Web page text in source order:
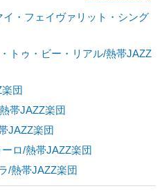
・フェイヴァリット・シング
トゥ・ビー・リアル/熱帯JAZZ
団
熱帯JAZZ楽団
JAZZ楽団
ロ/熱帯JAZZ楽団
/熱帯JAZZ楽団